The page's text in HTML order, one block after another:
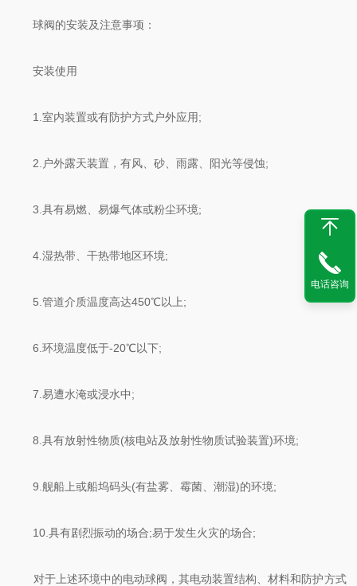
球阀的安装及注意事项：
安装使用
1.室内装置或有防护方式户外应用;
2.户外露天装置，有风、砂、雨露、阳光等侵蚀;
3.具有易燃、易爆气体或粉尘环境;
4.湿热带、干热带地区环境;
5.管道介质温度高达450℃以上;
6.环境温度低于-20℃以下;
7.易遭水淹或浸水中;
8.具有放射性物质(核电站及放射性物质试验装置)环境;
9.舰船上或船坞码头(有盐雾、霉菌、潮湿)的环境;
10.具有剧烈振动的场合;易于发生火灾的场合;
对于上述环境中的电动球阀，其电动装置结构、材料和防护方式
电话咨询